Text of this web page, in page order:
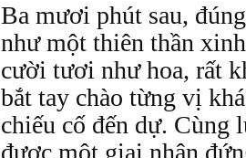
Ba mươi phút sau,
như một thiên thần
cười tươi như hoa, rất
bắt tay chào từng vị
chiếu cố đến dự. Cùng